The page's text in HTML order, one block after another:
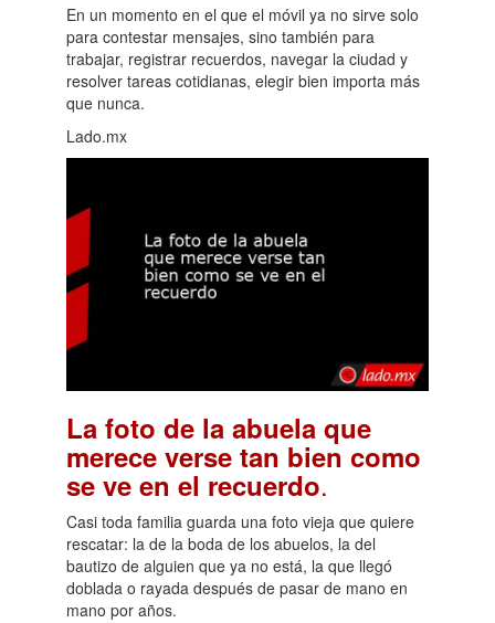
En un momento en el que el móvil ya no sirve solo
para contestar mensajes, sino también para
trabajar, registrar recuerdos, navegar la ciudad y
resolver tareas cotidianas, elegir bien importa más
que nunca.
Lado.mx
La foto de la abuela que
merece verse tan bien como
se ve en el recuerdo.
Casi toda familia guarda una foto vieja que quiere
rescatar: la de la boda de los abuelos, la del
bautizo de alguien que ya no está, la que llegó
doblada o rayada después de pasar de mano en
mano por años.